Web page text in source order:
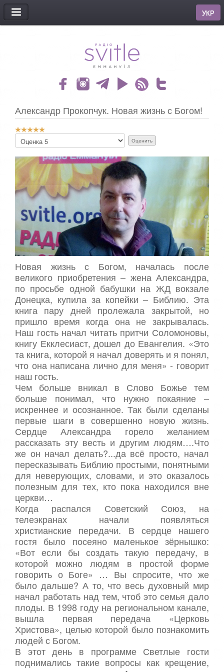
МЕНЮ
УКР
Александр Прокопчук. Новая жизнь с Богом!
Р
й
т
и
г
:
5
о
ж
а
у
й
,
ц
е
н
и
т
е
Новая жизнь с Богом, началась после
великого приобретения – жена Александра,
по просьбе одной бабушки на ЖД вокзале
Донецка, купила за копейки – Библию. Эта
книга пару дней пролежала закрытой, но
пришло время когда она не закрывалась.
Наш гость начал читать притчи Соломоновы,
книгу Екклесиаст, дошел до Евангелия. «Это
та книга, которой я начал доверять и я понял,
что она написана лично для меня» - говорит
наш гость.
Чем больше вникал в Слово Божье тем
больше понимал, что нужно покаяние –
искреннее и осознанное. Так были сделаны
первые шаги в совершенно новую жизнь.
Сердце Александра горело желанием
рассказать эту весть и другим людям….Что
же он начал делать?...да всё просто, начал
пересказывать Библию простыми, понятными
для неверующих, словами, и это оказалось
полезным для тех, кто пока находился вне
церкви…
Когда распался Советский Союз, на
телеэкранах начали появляться
христианские передачи. В сердце нашего
гостя было посеяно маленькое зёрнышко:
«Вот если бы создать такую передачу, в
которой можно людям в простой форме
говорить о Боге» … Вы спросите, что же
было дальше? А то, что весь духовный мир
начал работать над тем, чтоб это семья дало
плоды. В 1998 году на региональном канале,
вышла первая передача «Церковь
Христова», целью которой было познакомить
людей с Богом.
В этот день в программе Светлые гости
поднимались такие вопросы как крещение,